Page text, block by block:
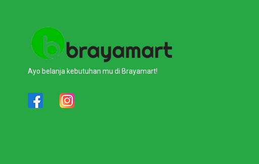
Ayo belanja kebutuhan mu di Brayamart!